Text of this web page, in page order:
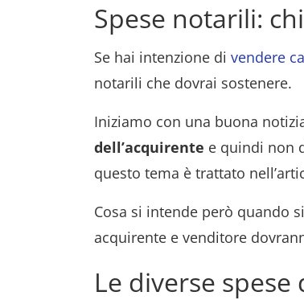
Spese notarili:
Se hai intenzione di vendere
notarili che dovrai sostenere.
Iniziamo con una buona
dell’acquirente e quindi non
questo tema è trattato
Cosa si intende però quando
acquirente e venditore
Le diverse